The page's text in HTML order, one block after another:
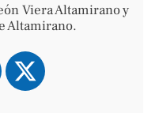
Viera Altamirano y
Altamirano.